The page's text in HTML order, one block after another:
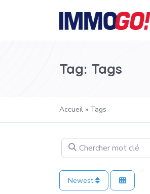
Tag: Tags
Accueil » Tags
Chercher mot clé
Newest